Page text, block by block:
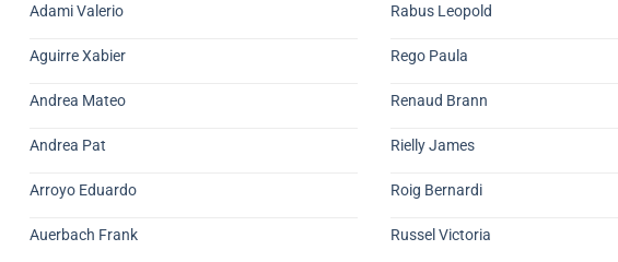
Adami Valerio
Aguirre Xabier
Andrea Mateo
Andrea Pat
Arroyo Eduardo
Auerbach Frank
Rabus Leopold
Rego Paula
Renaud Brann
Rielly James
Roig Bernardi
Russel Victoria